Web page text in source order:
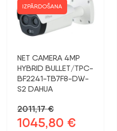
IZPĀRDOŠANA
NET CAMERA 4MP
HYBRID BULLET/TPC-
BF2241-TB7F8-DW-
S2 DAHUA
2011,17€
Sākotnējā
1045,80 €